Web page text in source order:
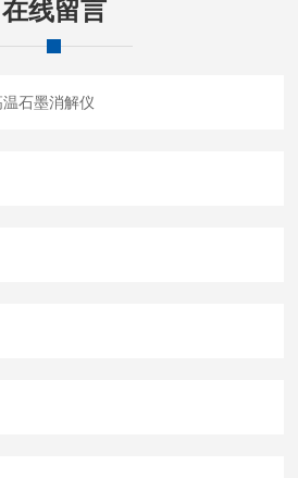
在线留言